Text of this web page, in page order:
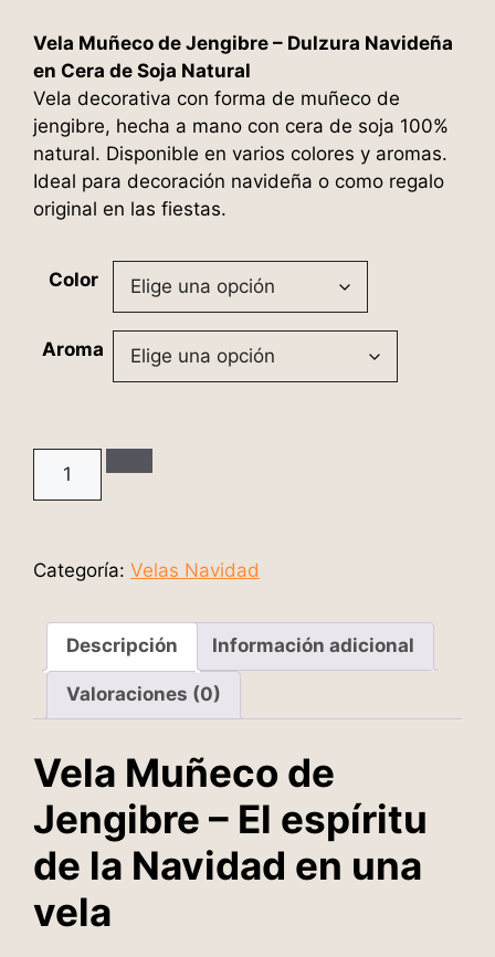
Vela Muñeco de Jengibre – Dulzura Navideña
en Cera de Soja Natural
Vela decorativa con forma de muñeco de
jengibre, hecha a mano con cera de soja 100%
natural. Disponible en varios colores y aromas.
Ideal para decoración navideña o como regalo
original en las fiestas.
Color
Aroma
Categoría: Velas Navidad
Descripción Información adicional
Valoraciones (0)
Vela Muñeco de
Jengibre – El espíritu
de la Navidad en una
vela